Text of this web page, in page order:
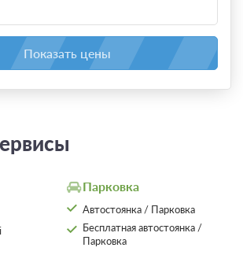
Показать цены
Парковка
Автостоянка / Парковка
Бесплатная автостоянка /
Парковка